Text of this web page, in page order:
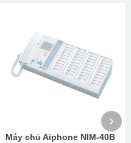
Máy chủ Aiphone NIM-40B